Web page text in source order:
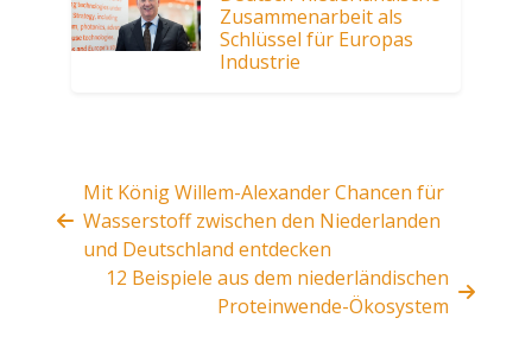
Zusammenarbeit als
Schlüssel für Europas
Industrie
Mit König Willem-Alexander Chancen für
Wasserstoff zwischen den Niederlanden
und Deutschland entdecken
12 Beispiele aus dem niederländischen
Proteinwende-Ökosystem